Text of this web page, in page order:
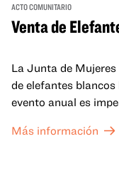
ACTO COMUNITARIO
Venta de
La Junta de
de elefantes blancos
evento anual es
Más información